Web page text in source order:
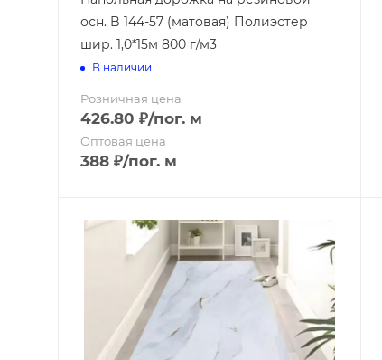
осн. B 144-57 (матовая) Полиэстер
шир. 1,0*15м 800 г/м3
В наличии
Розничная цена
426.80 ₽/пог. м
Оптовая цена
388 ₽/пог. м